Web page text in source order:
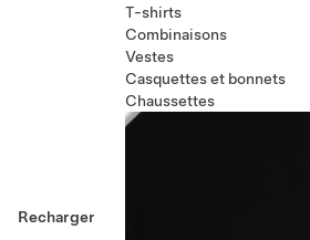
Recharger
T-shirts
Combinaisons
Vestes
Casquettes et bonnets
Chaussettes